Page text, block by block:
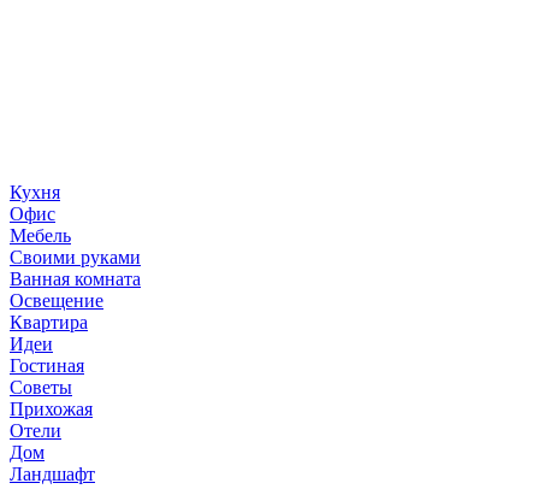
Кухня
Офис
Мебель
Своими руками
Ванная комната
Освещение
Квартира
Идеи
Гостиная
Советы
Прихожая
Отели
Дом
Ландшафт